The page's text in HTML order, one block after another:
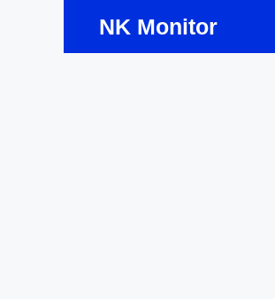
NK Monitor